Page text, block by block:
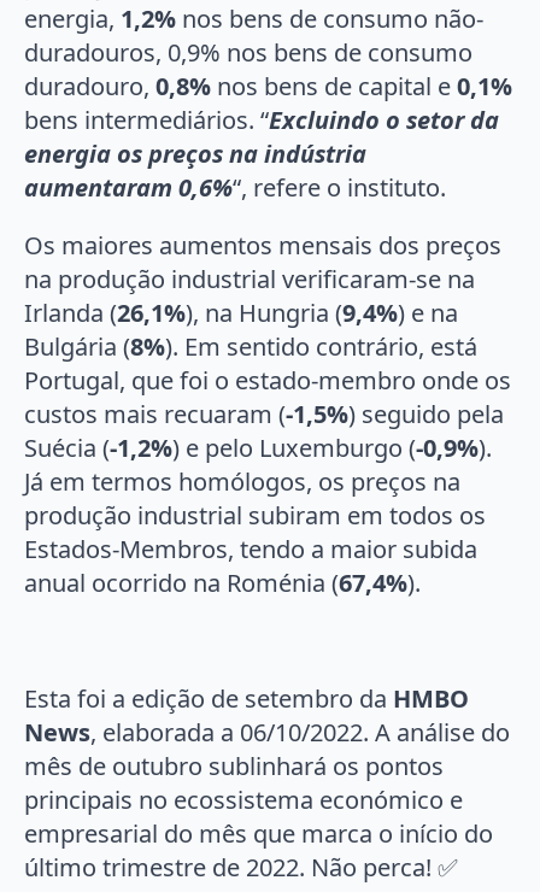
energia, 1,2% nos bens de consumo não-
duradouros, 0,9% nos bens de consumo
duradouro, 0,8% nos bens de capital e0,1%
bens intermediários. “Excluindo o setor da
energia os preços na indústria
aumentaram 0,6%“, refere o instituto.
Os maiores aumentos mensais dos preços
na produção industrial verificaram-se na
Irlanda (26,1%), na Hungria (9,4%) e na
Bulgária (8%). Em sentido contrário, está
Portugal, que foi o estado-membro onde os
custos mais recuaram (-1,5%) seguido pela
Suécia (-1,2%) e pelo Luxemburgo (-0,9%).
Já em termos homólogos, os preços na
produção industrial subiram em todos os
Estados-Membros, tendo a maior subida
anual ocorrido na Roménia (67,4%).
Esta foi a edição de setembro da HMBO
News, elaborada a 06/10/2022. A análise do
mês de outubro sublinhará os pontos
principais no ecossistema económico e
empresarial do mês que marca o início do
último trimestre de 2022. Não perca! ✅